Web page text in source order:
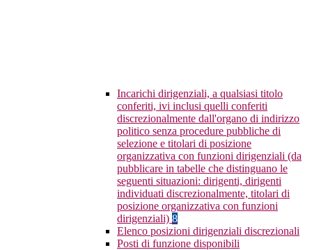
Incarichi dirigenziali, a qualsiasi titolo
conferiti, ivi inclusi quelli conferiti
discrezionalmente dall'organo di indirizzo
politico senza procedure pubbliche di
selezione e titolari di posizione
organizzativa con funzioni dirigenziali (da
pubblicare in tabelle che distinguano le
seguenti situazioni: dirigenti, dirigenti
individuati discrezionalmente, titolari di
posizione organizzativa con funzioni
dirigenziali) 8
Elenco posizioni dirigenziali discrezionali
Posti di funzione disponibili